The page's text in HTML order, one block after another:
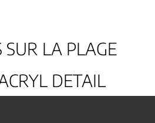
SUR LA PLAGE
DETAIL